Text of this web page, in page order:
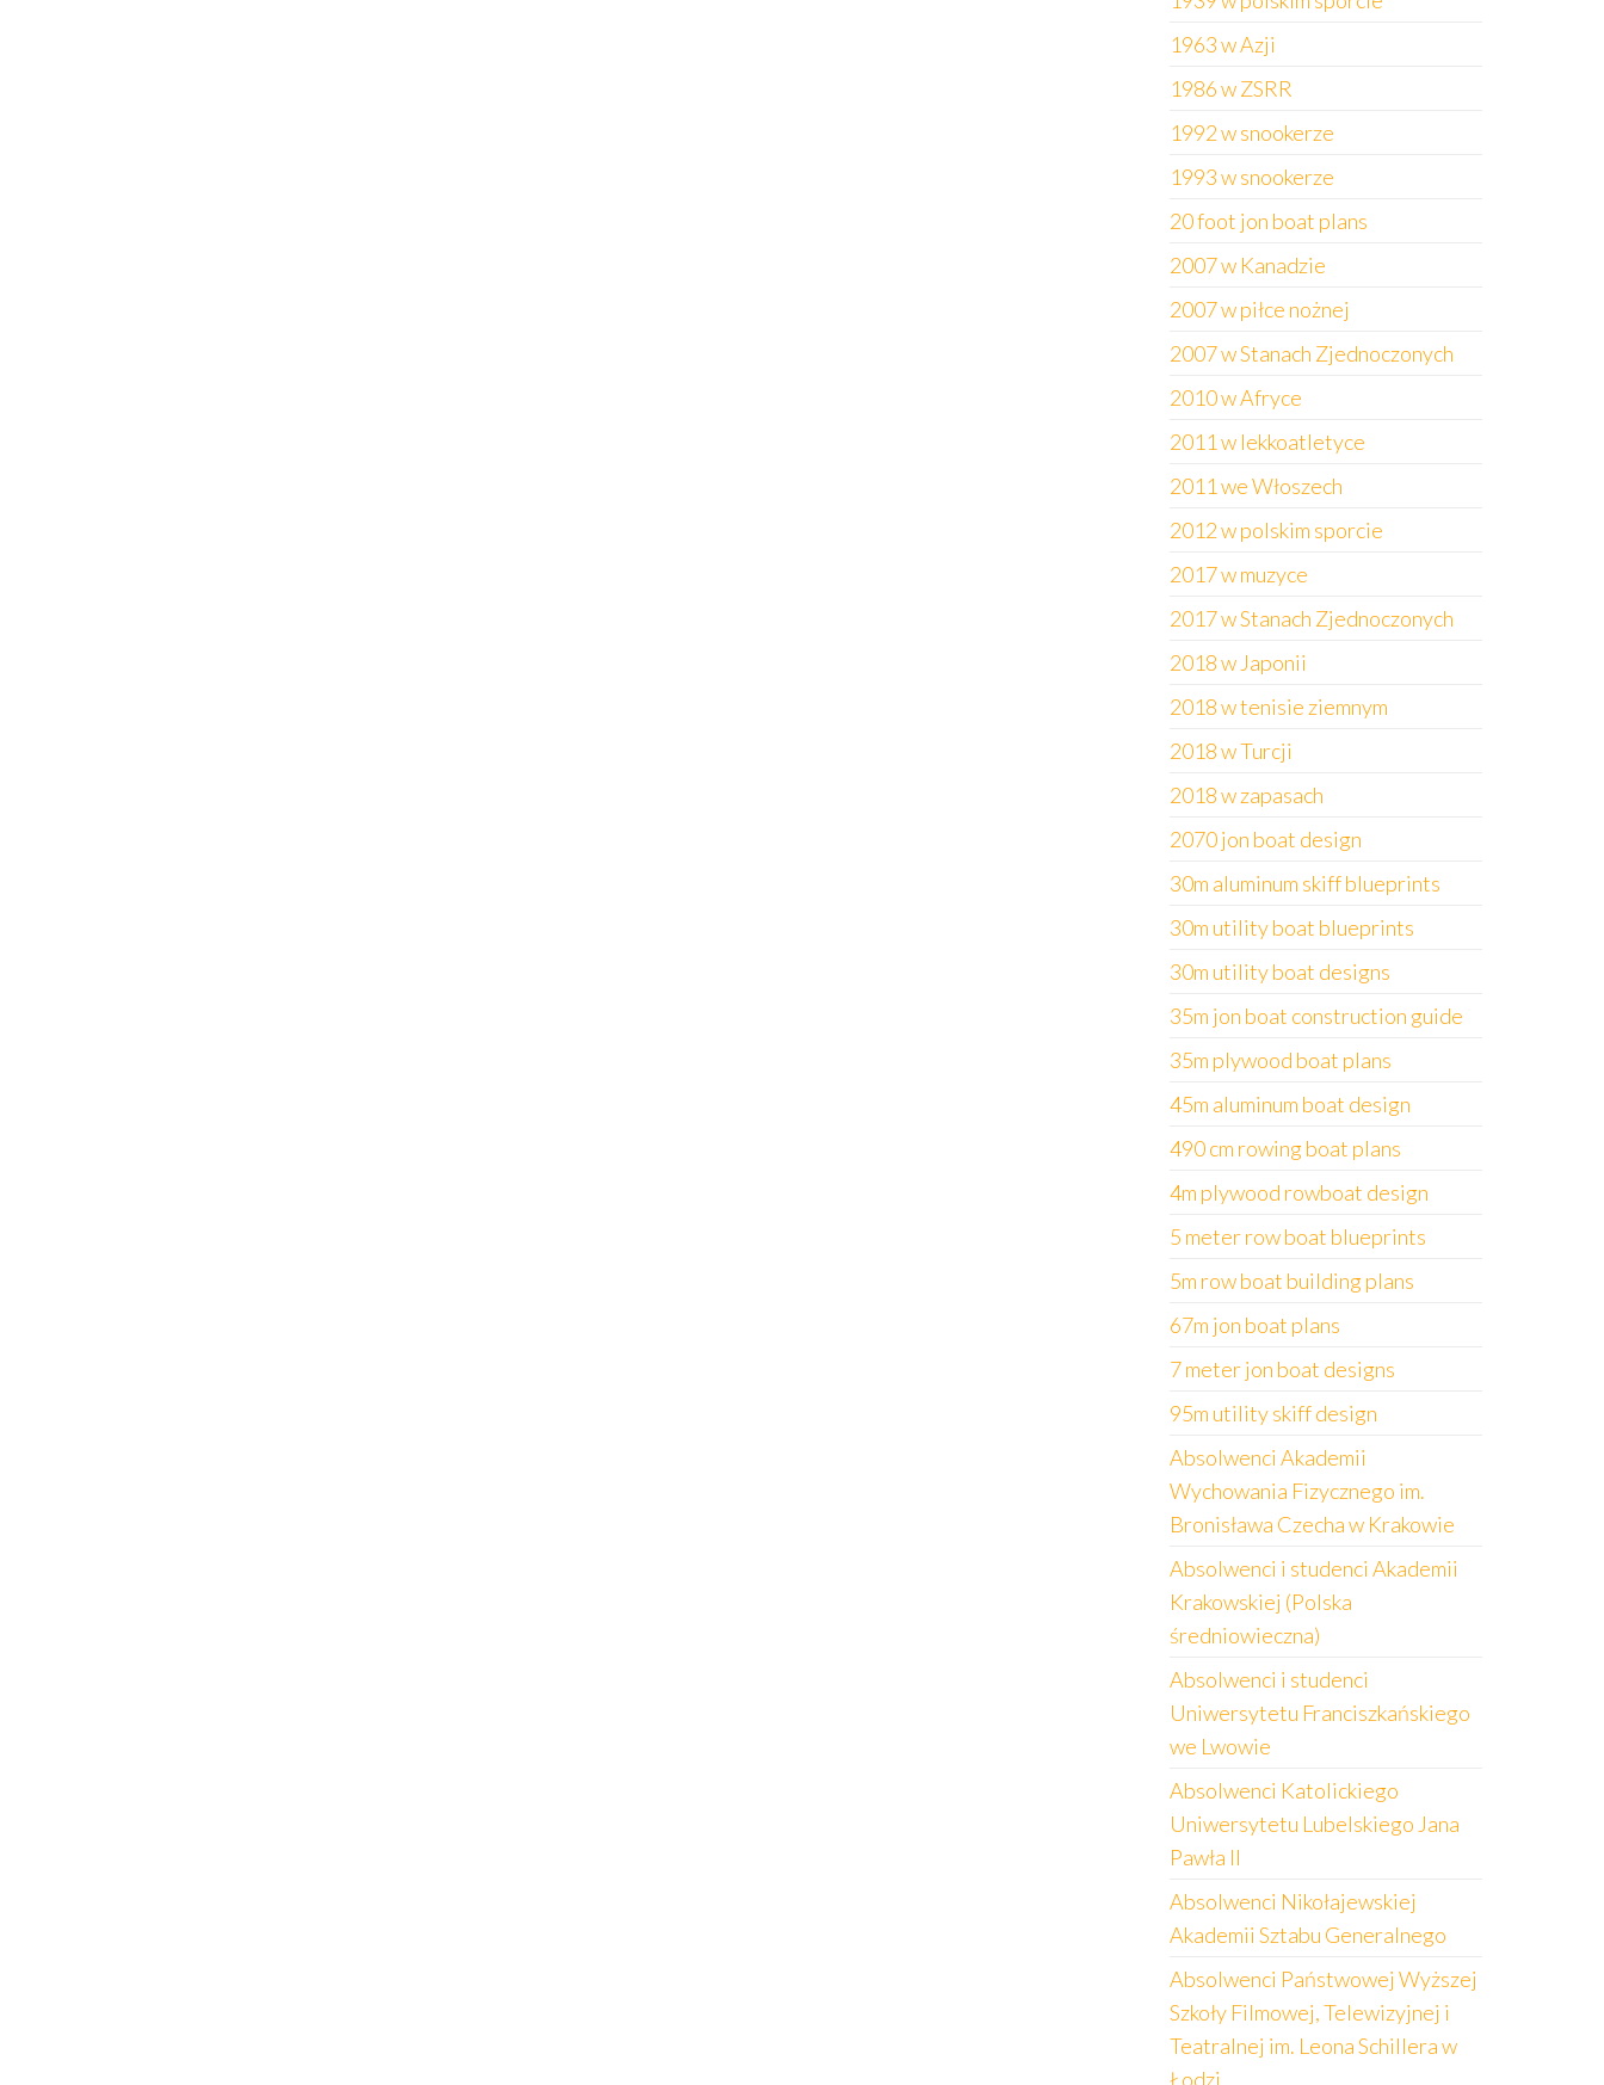
1963 w Azji
1986 w ZSRR
1992 w snookerze
1993 w snookerze
20 foot jon boat plans
2007 w Kanadzie
2007 w piłce nożnej
2007 w Stanach Zjednoczonych
2010 w Afryce
2011 w lekkoatletyce
2011 we Włoszech
2012 w polskim sporcie
2017 w muzyce
2017 w Stanach Zjednoczonych
2018 w Japonii
2018 w tenisie ziemnym
2018 w Turcji
2018 w zapasach
2070 jon boat design
30m aluminum skiff blueprints
30m utility boat blueprints
30m utility boat designs
35m jon boat construction guide
35m plywood boat plans
45m aluminum boat design
490 cm rowing boat plans
4m plywood rowboat design
5 meter row boat blueprints
5m row boat building plans
67m jon boat plans
7 meter jon boat designs
95m utility skiff design
Absolwenci Akademii
Wychowania Fizycznego im.
Bronisława Czecha w Krakowie
Absolwenci i studenci Akademii
Krakowskiej (Polska
średniowieczna)
Absolwenci i studenci
Uniwersytetu Franciszkańskiego
we Lwowie
Absolwenci Katolickiego
Uniwersytetu Lubelskiego Jana
Pawła II
Absolwenci Nikołajewskiej
Akademii Sztabu Generalnego
Absolwenci Państwowej Wyższej
Szkoły Filmowej, Telewizyjnej i
Teatralnej im. Leona Schillera w
Łodzi